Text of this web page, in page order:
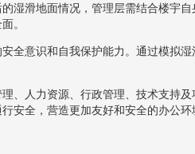
湿滑地面情况，管理层需结合楼宇自
。
全意识和自我保护能力。通过模拟
、人力资源、行政管理、技术支持
安全，营造更加友好和安全的办公环